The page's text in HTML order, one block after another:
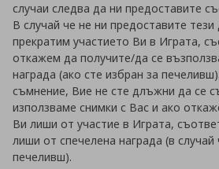
случаи следва да ни предоставите
В случай че не ни предоставите
прекратим участието Ви в Играта,
откажем да получите/да се
награда (ако сте избран за
съмнение, Вие не сте длъжни да се
използваме снимки с Вас и ако
Ви лиши от участие в Играта,
лиши от спечелена награда (в случай
печеливш).